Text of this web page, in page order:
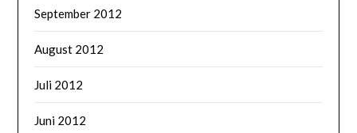
September 2012
August 2012
Juli 2012
Juni 2012